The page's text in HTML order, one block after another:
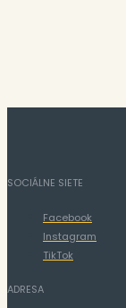
SOCIÁLNE SIETE
Facebook
Instagram
TikTok
ADRESA